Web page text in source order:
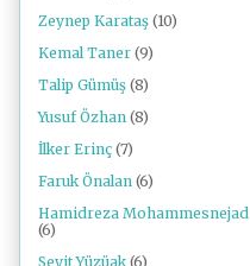
Zeynep Karataş (10)
Kemal Taner (9)
Talip Gümüş (8)
Yusuf Özhan (8)
İlker Erinç (7)
Faruk Önalan (6)
Hamidreza Mohammesnejad
(6)
Seyit Yüzüak (6)